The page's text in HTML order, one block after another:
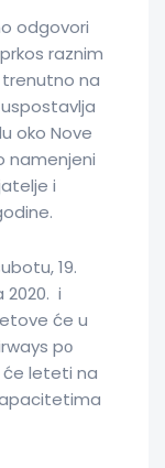
odgovori
raznim
na
oko Nove
namenjeni
i
19.
2020. i
će u
pо
će leteti na